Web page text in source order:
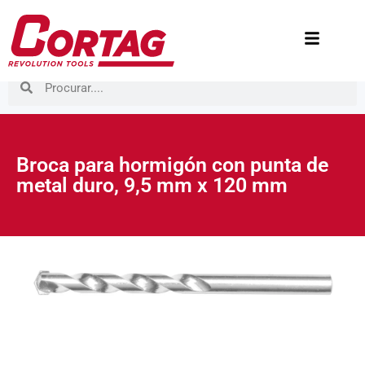
Broca para hormigón con punta de
metal duro, 9,5 mm x 120 mm